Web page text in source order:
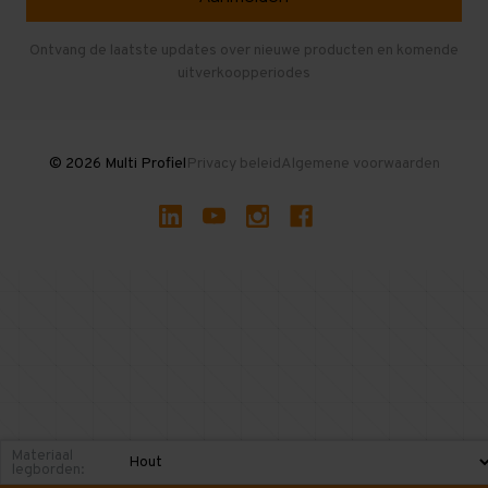
Gebruikte entresolvloeren
Ontvang de laatste updates over nieuwe producten en komende
uitverkoopperiodes
© 2026 Multi ProfielPrivacy beleidAlgemene voorwaarden
Materiaal
legborden: